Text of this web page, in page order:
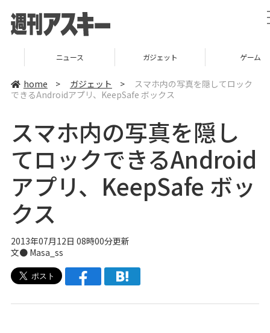
ニュース ガジェット
home > ガジェット >
スマホ内の写真を隠してロック
できるAndroidアプリ、KeepSafe ボックス
スマホ内の写真を隠し
てロックできるAndroid
アプリ、KeepSafe ボッ
クス
2013年07月12日 08時00分更新
文● Masa_ss